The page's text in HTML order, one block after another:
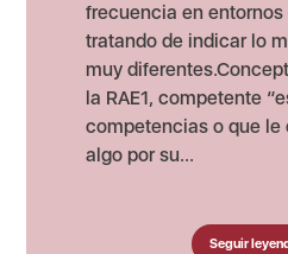
frecuencia en
tratando de indicar lo
muy
la RAE1, competente
competencias o que le
algo por su...
Seguir